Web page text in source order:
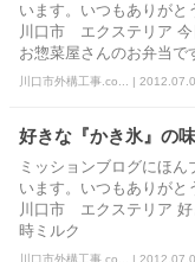
います。いつもありがと
川口市 エクステリア 今
お惣菜屋さんのお弁当で
川口市外構工事.co... |
好きな『かき氷』の
ミッションブログにほ
います。いつもありがと
川口市 エクステリア 好
時ミルク
川口市外構工事.co... |